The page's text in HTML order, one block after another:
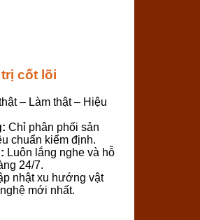
cốt lõi
– Làm thật – Hiệu
Chỉ phân phối sản
chuẩn kiểm định.
Luôn lắng nghe và hỗ
24/7.
nhật xu hướng vật
mới nhất.